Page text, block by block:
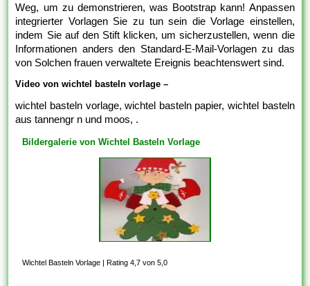
Weg, um zu demonstrieren, was Bootstrap kann! Anpassen
integrierter Vorlagen Sie zu tun sein die Vorlage einstellen,
indem Sie auf den Stift klicken, um sicherzustellen, wenn die
Informationen anders den Standard-E-Mail-Vorlagen zu das
von Solchen frauen verwaltete Ereignis beachtenswert sind.
Video von wichtel basteln vorlage –
wichtel basteln vorlage, wichtel basteln papier, wichtel basteln
aus tannengr n und moos, .
Bildergalerie von Wichtel Basteln Vorlage
Wichtel Basteln Vorlage Rating 4,7 von 5,0